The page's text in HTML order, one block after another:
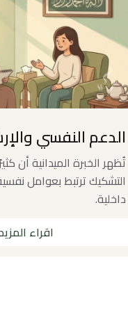
الدعم النفسي
تُظهر الخبرة الميدانية أن
التشكيك ترتبط بعوامل
داخلية.
اقراء المزيد